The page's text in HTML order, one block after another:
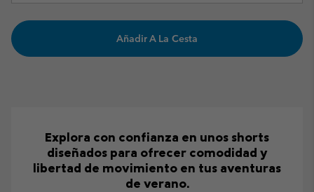
Añadir A La Cesta
Explora con confianza en unos shorts
diseñados para ofrecer comodidad y
libertad de movimiento en tus aventuras
de verano.